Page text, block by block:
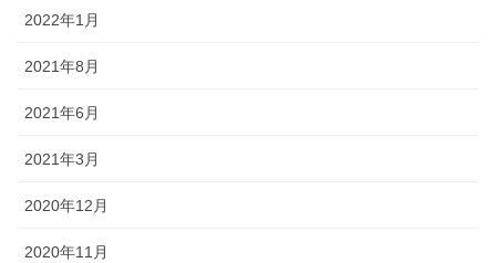
2022年1月
2021年8月
2021年6月
2021年3月
2020年12月
2020年11月